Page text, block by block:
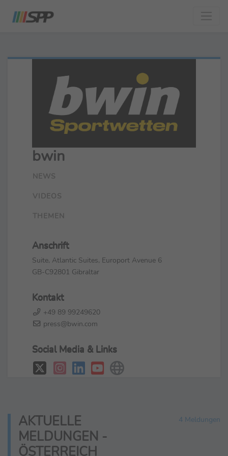
bwin
NEWS
VIDEOS
THEMEN
Anschrift
Suite, Atlantic Suites, Europort Avenue 6
GB-C92801 Gibraltar
Kontakt
+49 89 99249620
press@bwin.com
Social Media & Links
AKTUELLE
MELDUNGEN -
ÖSTERREICH
4 Meldungen